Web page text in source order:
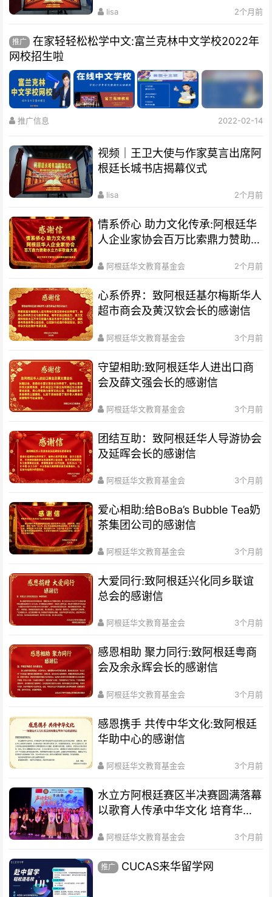
lisa 2个月前
推广
在家轻轻松松学中文:富兰克林中文学校2022年
网校招生啦
推广信息 2022-02-14
视频｜王卫大使与作家莫言出席阿
根廷长城书店揭幕仪式
lisa 2个月前
情系侨心 助力文化传承:阿根廷华
人企业家协会百万比索鼎力赞助水
阿根廷华文教育基金会 2个月前
心系侨界​：致阿根廷基尔梅斯华人
超市商会及黄汉钦会长的感谢信
阿根廷华文教育基金会 3个月前
守望相助:致阿根廷华人进出口商
会及薛文强会长的感谢信
阿根廷华文教育基金会 3个月前
团结互助：致阿根廷华人导游协会
及延晖会长的感谢信
阿根廷华文教育基金会 3个月前
爱心相助:给BoBa’s Bubble Tea奶
茶集团公司的感谢信
阿根廷华文教育基金会 3个月前
大爱同行:致阿根廷兴化同乡联谊
总会的感谢信
阿根廷华文教育基金会 3个月前
感恩相助 聚力同行:致阿根廷粤商
会及余永辉会长的感谢信
阿根廷华文教育基金会 3个月前
感恩携手 共传中华文化:致阿根廷
华助中心的感谢信
阿根廷华文教育基金会 3个月前
水立方阿根廷赛区半决赛圆满落幕
以歌育人传承中华文化 培育华裔
阿根廷华文教育基金会 3个月前
推广 CUCAS来华留学网